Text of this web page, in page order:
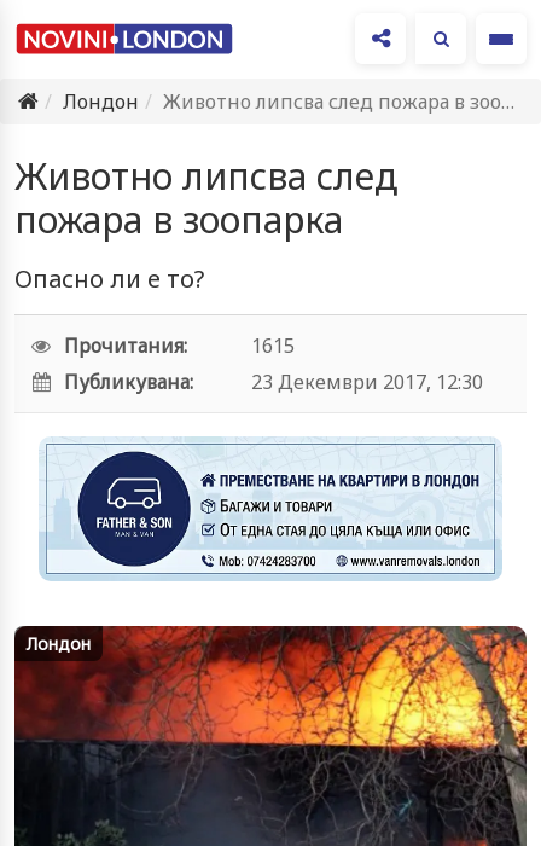
Лондон
Животно липсва след пожара в зоопарка
Животно липсва след
пожара в зоопарка
Опасно ли е то?
Прочитания:
1615
Публикувана:
23 Декември 2017, 12:30
Лондон